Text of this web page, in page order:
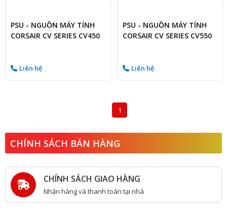
PSU - NGUỒN MÁY TÍNH
CORSAIR CV SERIES CV450
Liên hệ
PSU - NGUỒN MÁY TÍNH
CORSAIR CV SERIES CV550
Liên hệ
1
CHÍNH SÁCH BÁN HÀNG
CHÍNH SÁCH GIAO HÀNG
Nhận hàng và thanh toán tại nhà